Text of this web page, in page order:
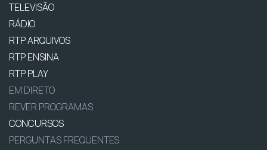
TELEVISÃO
RÁDIO
RTP ARQUIVOS
RTP ENSINA
RTP PLAY
EM DIRETO
REVER PROGRAMAS
CONCURSOS
PERGUNTAS FREQUENTES